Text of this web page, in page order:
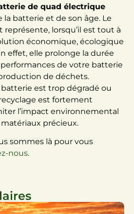
de quad électrique
la batterie et de son âge. Le
lorsqu’il est tout à
économique, écologique
effet, elle prolonge la durée
de votre batterie
de déchets.
batterie est trop dégradé ou
est fortement
l’impact environnemental
précieux.
sommes là pour vous
nous.